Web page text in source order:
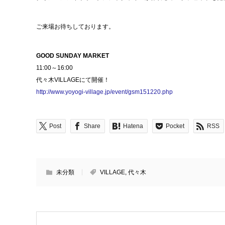
ご来場お待ちしております。
GOOD SUNDAY MARKET
11:00～16:00
代々木VILLAGEにて開催！
http://www.yoyogi-village.jp/event/gsm151220.php
Post Share Hatena Pocket RSS
未分類 VILLAGE, 代々木